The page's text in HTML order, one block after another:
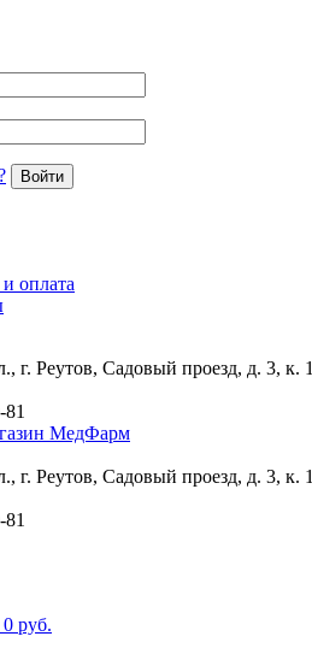
Войти
оплата
г. Реутов, Садовый проезд, д. 3, к. 1
г. Реутов, Садовый проезд, д. 3, к. 1
0 руб.